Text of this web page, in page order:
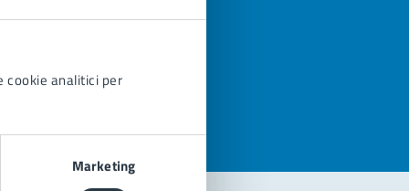
cookie analitici per
Marketing